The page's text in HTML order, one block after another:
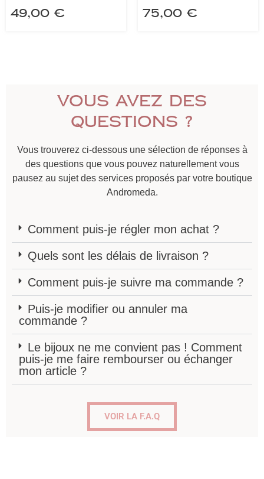
49,00 € 75,00 €
Vous avez des
questions ?
Vous trouverez ci-dessous une sélection de réponses à
des questions que vous pouvez naturellement vous
pausez au sujet des services proposés par votre boutique
Andromeda.
Comment puis-je régler mon achat ?
Quels sont les délais de livraison ?
Comment puis-je suivre ma commande ?
Puis-je modifier ou annuler ma
commande ?
Le bijoux ne me convient pas ! Comment
puis-je me faire rembourser ou échanger
mon article ?
VOIR LA F.A.Q